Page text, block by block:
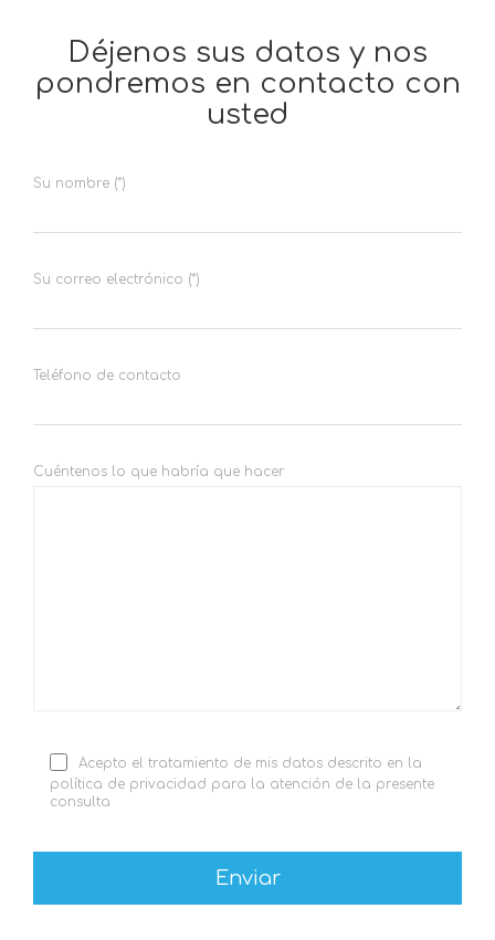
Déjenos sus datos y nos
pondremos en contacto con
usted
Su nombre (*)
Su correo electrónico (*)
Teléfono de contacto
Cuéntenos lo que habría que hacer
Acepto el tratamiento de mis datos descrito en la
política de privacidad para la atención de la presente
consulta